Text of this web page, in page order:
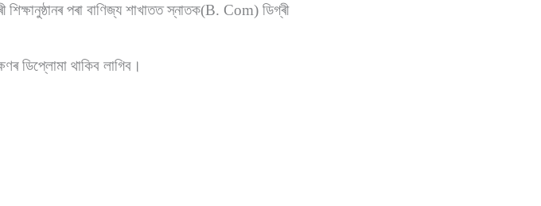
পৰা বাণিজ্য শাখাতত স্নাতক(B. Com) ডিগ্ৰী
ডিপ্লোমা থাকিব লাগিব।